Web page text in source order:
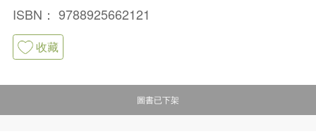
ISBN： 9788925662121
收藏
圖書已下架